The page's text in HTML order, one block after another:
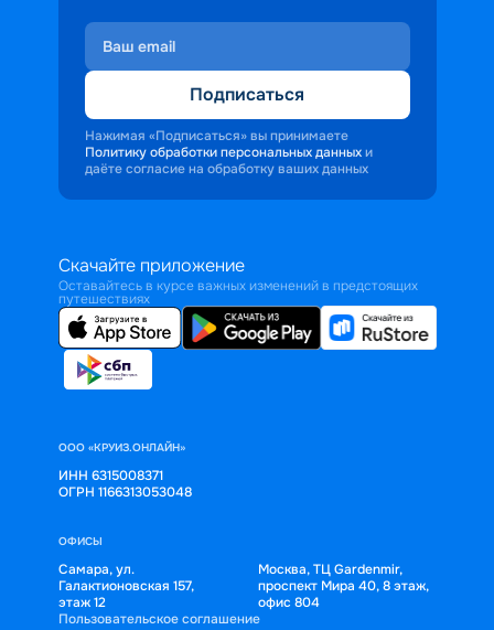
Подписаться
Нажимая «Подписаться» вы принимаете
Политику обработки персональных данных и
даёте согласие на обработку ваших данных
Скачайте приложение
Оставайтесь в курсе важных изменений в предстоящих
путешествиях
ООО «КРУИЗ.ОНЛАЙН»
ИНН 6315008371
ОГРН 1166313053048
ОФИСЫ
Самара, ул.
Галактионовская 157,
этаж 12
Москва, ТЦ Gardenmir,
проспект Мира 40, 8 этаж,
офис 804
Пользовательское соглашение